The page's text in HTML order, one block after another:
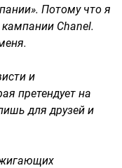
Потому что я
Chanel.
и
претендует на
для друзей и